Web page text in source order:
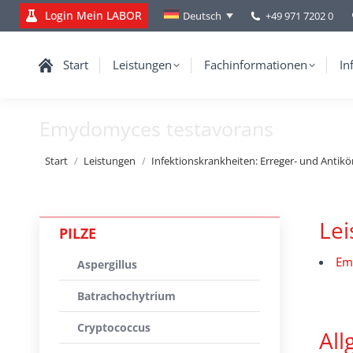
Login Mein LABOR Deutsch +49 971 7202 0
Start Leistungen Fachinformationen
Emydomyces testavorans
Sie befinden sich hier:
Start Leistungen Infektionskrankheiten: Erreger- und
PILZE
Aspergillus
Batrachochytrium
Cryptococcus